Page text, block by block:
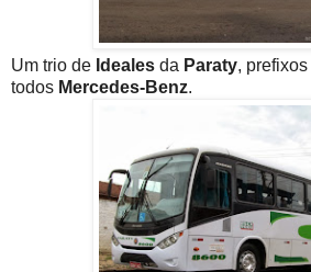
Um trio de Ideales da Paraty, prefixos
todos Mercedes-Benz.